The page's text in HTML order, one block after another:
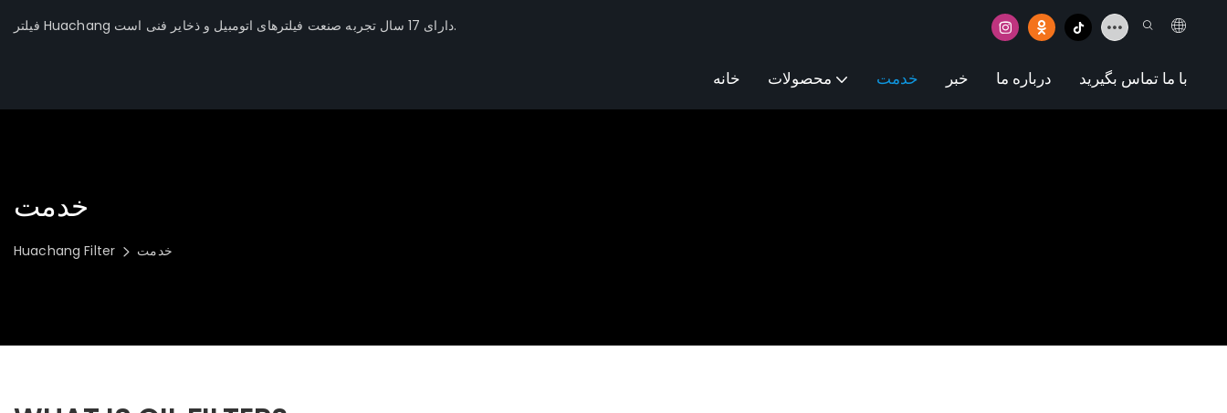
فیلتر Huachang دارای 17 سال تجربه صنعت فیلترهای اتومبیل و ذخایر فنی است.
خانه محصولات خدمت خبر درباره ما با ما تماس بگیرید
خدمت
Huachang Filter خدمت